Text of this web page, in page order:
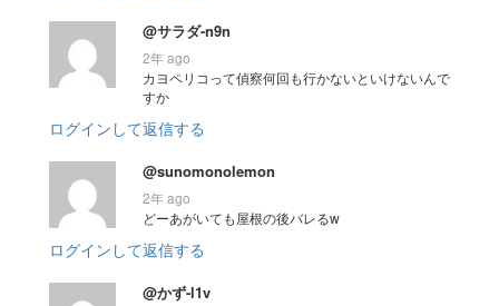
@サラダ-n9n
2年 ago
カヨペリコって偵察何回も行かないといけないんで
すか
ログインして返信する
@sunomonolemon
2年 ago
どーあがいても屋根の後バレるw
ログインして返信する
@かず-l1v